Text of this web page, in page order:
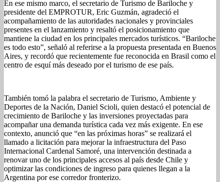
En ese mismo marco, el secretario de Turismo de Bariloche y
presidente del EMPROTUR, Eric Guzmán, agradeció el
acompañamiento de las autoridades nacionales y provinciales
presentes en el lanzamiento y resaltó el posicionamiento que
mantiene la ciudad en los principales mercados turísticos. “Bariloche
es todo esto”, señaló al referirse a la propuesta presentada en Buenos
Aires, y recordó que recientemente fue reconocida en Brasil como el
centro de esquí más deseado por el turismo de ese país.
También tomó la palabra el secretario de Turismo, Ambiente y
Deportes de la Nación, Daniel Scioli, quien destacó el potencial de
crecimiento de Bariloche y las inversiones proyectadas para
acompañar una demanda turística cada vez más exigente. En ese
contexto, anunció que “en las próximas horas” se realizará el
llamado a licitación para mejorar la infraestructura del Paso
Internacional Cardenal Samoré, una intervención destinada a
renovar uno de los principales accesos al país desde Chile y
optimizar las condiciones de ingreso para quienes llegan a la
Argentina por ese corredor fronterizo.